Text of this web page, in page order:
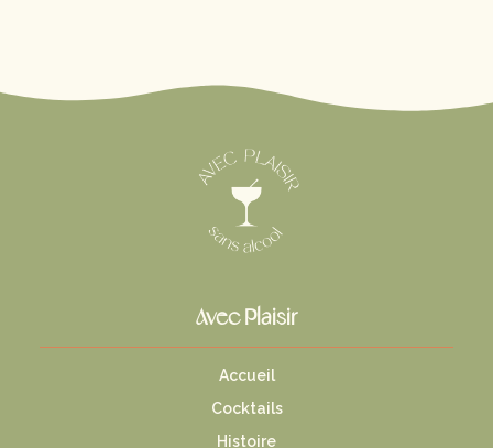
Avec Plaisir
Accueil
Cocktails
Histoire